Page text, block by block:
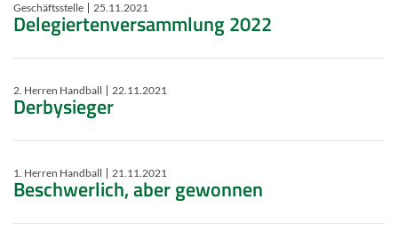
Geschäftsstelle 25.11.2021
Delegiertenversammlung 2022
2. Herren Handball 22.11.2021
Derbysieger
1. Herren Handball 21.11.2021
Beschwerlich, aber gewonnen